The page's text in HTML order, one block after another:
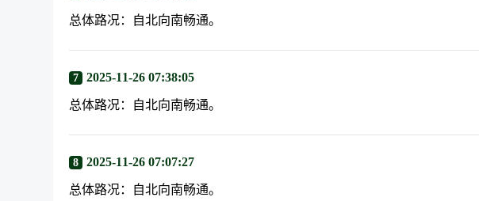
总体路况：自北向南畅通。
7 2025-11-26 07:38:05
总体路况：自北向南畅通。
8 2025-11-26 07:07:27
总体路况：自北向南畅通。